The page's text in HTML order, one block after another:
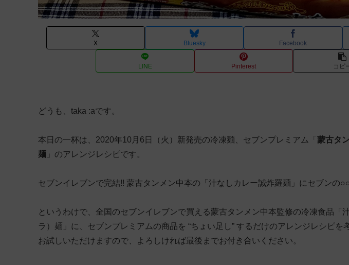
X Bluesky Facebook
LINE Pinterest コピ
どうも、taka :aです。
本日の一杯は、2020年10月6日（火）新発売の冷凍麺、セブンプレミアム「 蒙古タ
麺 」のアレンジレシピです。
セブンイレブンで完結!! 蒙古タンメン中本の「汁なしカレー誠炸羅麺」にセブン
というわけで、全国のセブンイレブンで買える蒙古タンメン中本監修の冷凍食品「
ラ）麺」に、セブンプレミアムの商品を “ちょい足し” するだけのアレンジレシピを
お試しいただけますので、よろしければ最後までお付き合いください。